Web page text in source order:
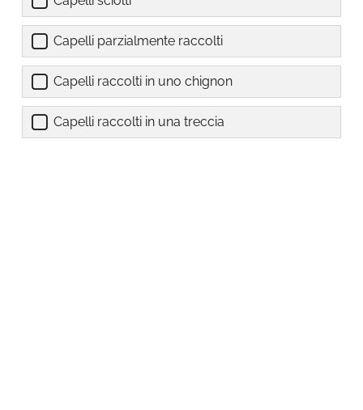
Capelli parzialmente raccolti
Capelli raccolti in uno chignon
Capelli raccolti in una treccia